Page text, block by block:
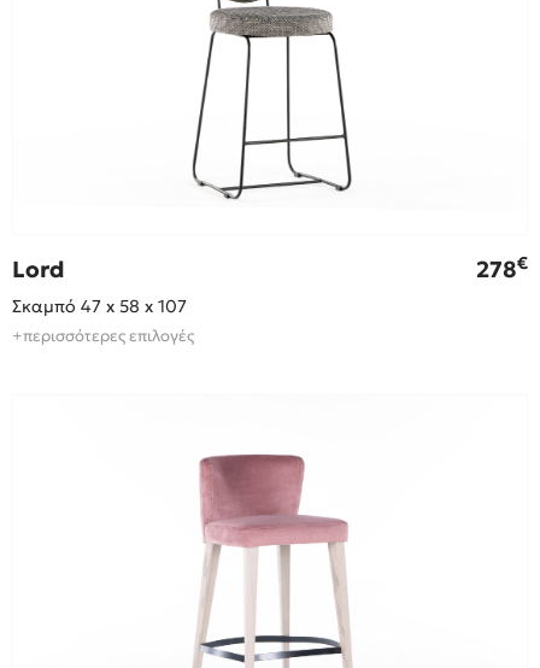
Lord 278€
Σκαμπό 47 x 58 x 107
+περισσότερες επιλογές